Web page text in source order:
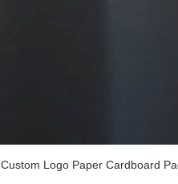
Custom Logo Paper Cardboard